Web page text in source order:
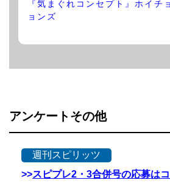
『気まぐれコンセプト』ホイチ
ョンズ
アンケートその他
週刊スピリッツ
>>スピプレ2・3合併号の応募は